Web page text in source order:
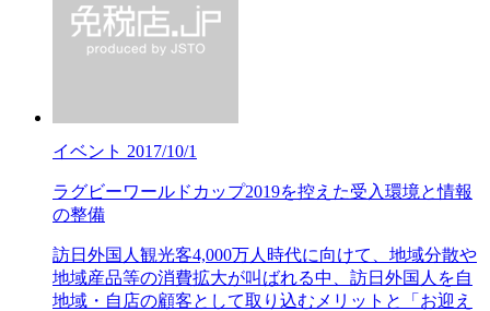
イベント 2017/10/1
ラグビーワールドカップ2019を控えた受入環境と情報
の整備
訪日外国人観光客4,000万人時代に向けて、地域分散や
地域産品等の消費拡大が叫ばれる中、訪日外国人を自
地域・自店の顧客として取り込むメリットと「お迎え